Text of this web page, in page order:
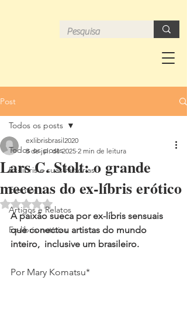
Post
Todos os posts
Ex-libris e suas histórias
Eventos
Artigos e Relatos
Ex-libris notícias
Todos os posts
Lars C. Stolt: o grande
mecenas do ex-líbris erótico
exlibrisbrasil2020
8 de jul. de 2025 2 min de leitura
Avaliado com NaN de 5 estrelas.
A paixão sueca por ex-líbris sensuais
que conectou artistas do mundo
inteiro,  inclusive um brasileiro.
Por Mary Komatsu*